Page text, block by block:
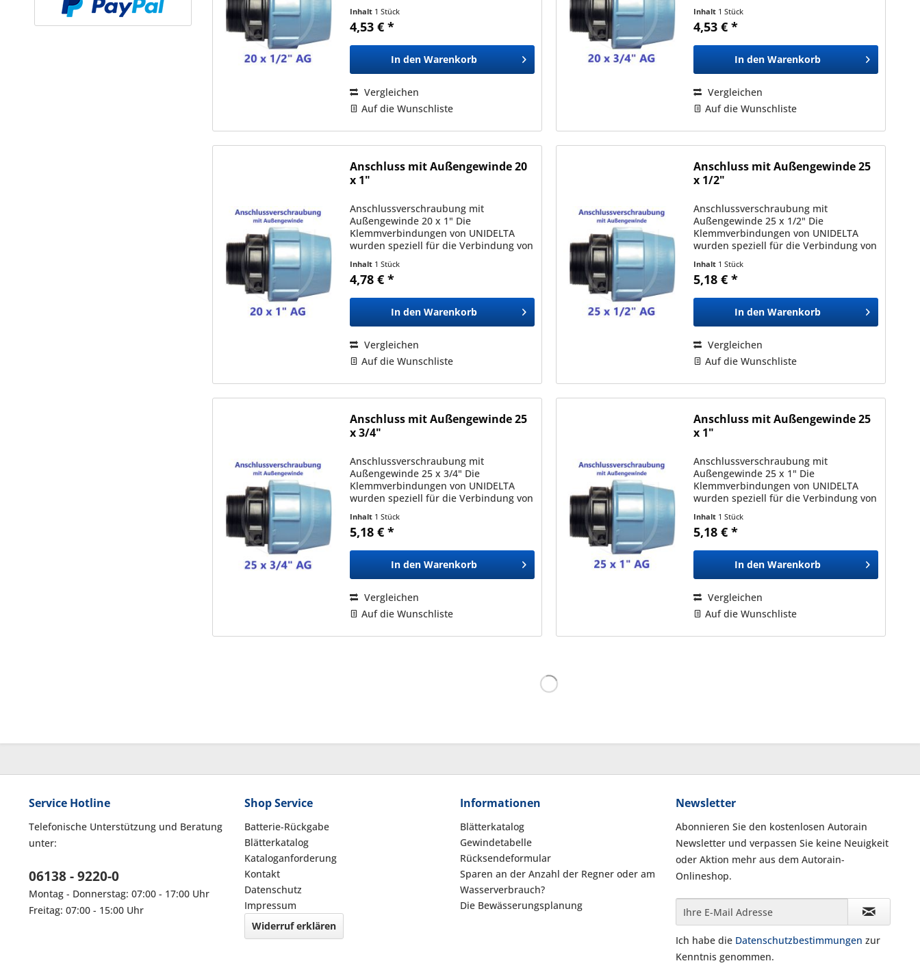
Außendurchmessern zwischen 16mm
und 110mm entwickelt und sind mit
Inhalt 1 Stück
4,53 € *
In den Warenkorb
Vergleichen
Auf die Wunschliste
Außendurchmessern zwischen 16mm
und 110mm entwickelt und sind mit
Inhalt 1 Stück
4,53 € *
In den Warenkorb
Vergleichen
Auf die Wunschliste
Anschluss mit Außengewinde 20
x 1"
Anschlussverschraubung mit
Außengewinde 20 x 1" Die
Klemmverbindungen von UNIDELTA
wurden speziell für die Verbindung von
Außendurchmessern zwischen 16mm
und 110mm entwickelt und sind mit
Inhalt 1 Stück
4,78 € *
In den Warenkorb
Vergleichen
Auf die Wunschliste
Anschluss mit Außengewinde 25
x 1/2"
Anschlussverschraubung mit
Außengewinde 25 x 1/2" Die
Klemmverbindungen von UNIDELTA
wurden speziell für die Verbindung von
Außendurchmessern zwischen 16mm
und 110mm entwickelt und sind mit
Inhalt 1 Stück
5,18 € *
In den Warenkorb
Vergleichen
Auf die Wunschliste
Anschluss mit Außengewinde 25
x 3/4"
Anschlussverschraubung mit
Außengewinde 25 x 3/4" Die
Klemmverbindungen von UNIDELTA
wurden speziell für die Verbindung von
Außendurchmessern zwischen 16mm
und 110mm entwickelt und sind mit
Inhalt 1 Stück
5,18 € *
In den Warenkorb
Vergleichen
Auf die Wunschliste
Anschluss mit Außengewinde 25
x 1"
Anschlussverschraubung mit
Außengewinde 25 x 1" Die
Klemmverbindungen von UNIDELTA
wurden speziell für die Verbindung von
Außendurchmessern zwischen 16mm
und 110mm entwickelt und sind mit
Inhalt 1 Stück
5,18 € *
In den Warenkorb
Vergleichen
Auf die Wunschliste
Service Hotline
Telefonische Unterstützung und Beratung
unter:
06138 - 9220-0
Montag - Donnerstag: 07:00 - 17:00 Uhr
Freitag: 07:00 - 15:00 Uhr
Shop Service
Batterie-Rückgabe
Blätterkatalog
Kataloganforderung
Kontakt
Datenschutz
Impressum
Widerruf erklären
Informationen
Blätterkatalog
Gewindetabelle
Rücksendeformular
Sparen an der Anzahl der Regner oder am
Wasserverbrauch?
Die Bewässerungsplanung
Newsletter
Abonnieren Sie den kostenlosen Autorain
Newsletter und verpassen Sie keine Neuigkeit
oder Aktion mehr aus dem Autorain-
Onlineshop.
Ich habe die Datenschutzbestimmungen zur
Kenntnis genommen.